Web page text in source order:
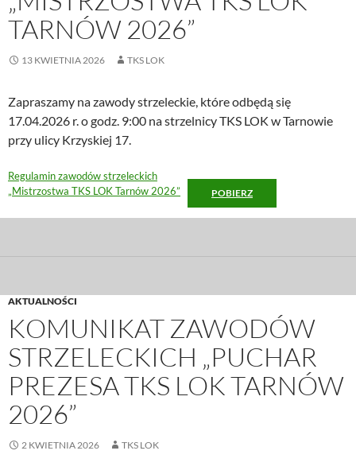
TARNÓW 2026”
13 KWIETNIA 2026 TKS LOK
Zapraszamy na zawody strzeleckie, które odbędą się
17.04.2026 r. o godz. 9:00 na strzelnicy TKS LOK w Tarnowie
przy ulicy Krzyskiej 17.
Regulamin zawodów strzeleckich
„Mistrzostwa TKS LOK Tarnów 2026”
POBIERZ
AKTUALNOŚCI
KOMUNIKAT ZAWODÓW
STRZELECKICH „PUCHAR
PREZESA TKS LOK TARNÓW
2026”
2 KWIETNIA 2026 TKS LOK